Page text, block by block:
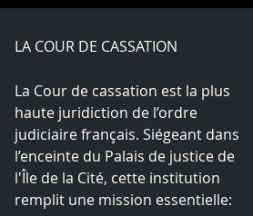
LA COUR DE CASSATION
La Cour de cassation est la plus
haute juridiction de l’ordre
judiciaire français. Siégeant dans
l’enceinte du Palais de justice de
l'Île de la Cité, cette institution
remplit une mission essentielle: